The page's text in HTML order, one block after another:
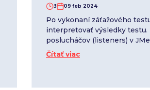
3 09 feb 2024
Po vykonaní záťažového
interpretovať výsledky testu.
poslucháčov (listeners) v
Čítať viac